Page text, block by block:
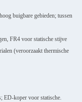
buigbare gebieden; tussen
FR4 voor statische stijve
(veroorzaakt thermische
ED-koper voor statische.